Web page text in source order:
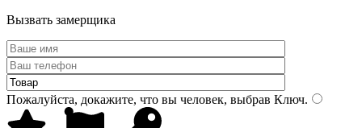
Вызвать замерщика
Пожалуйста, докажите, что вы человек, выбрав Ключ.